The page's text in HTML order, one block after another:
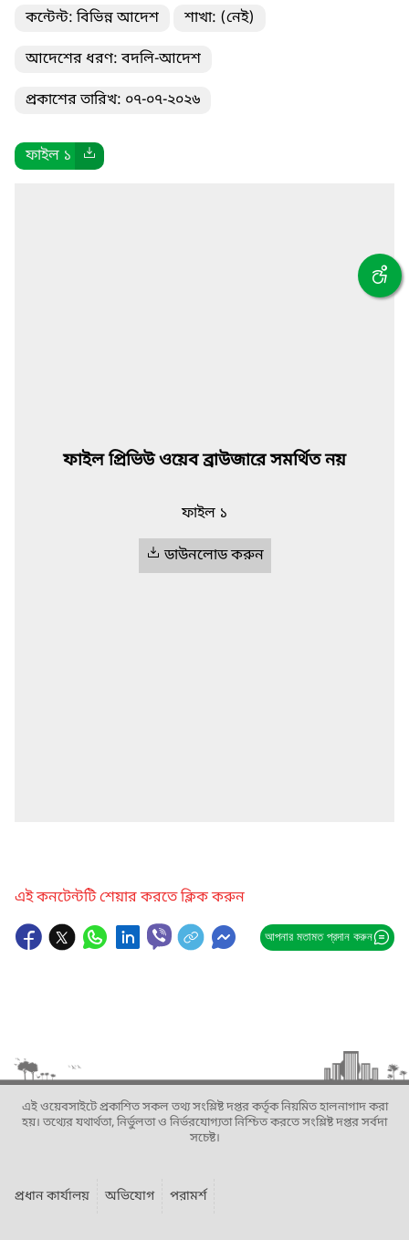
কন্টেন্ট: বিভিন্ন আদেশ শাখা: (নেই)
আদেশের ধরণ: বদলি-আদেশ
প্রকাশের তারিখ: ০৭-০৭-২০২৬
ফাইল ১
ফাইল প্রিভিউ ওয়েব ব্রাউজারে সমর্থিত নয়
ফাইল ১
ডাউনলোড করুন
এই কনটেন্টটি শেয়ার করতে ক্লিক করুন
আপনার মতামত প্রদান করুন
এই ওয়েবসাইটে প্রকাশিত সকল তথ্য সংশ্লিষ্ট দপ্তর কর্তৃক নিয়মিত হালনাগাদ করা
হয়। তথ্যের যথার্থতা, নির্ভুলতা ও নির্ভরযোগ্যতা নিশ্চিত করতে সংশ্লিষ্ট দপ্তর সর্বদা
সচেষ্ট।
প্রধান কার্যালয় অভিযোগ পরামর্শ